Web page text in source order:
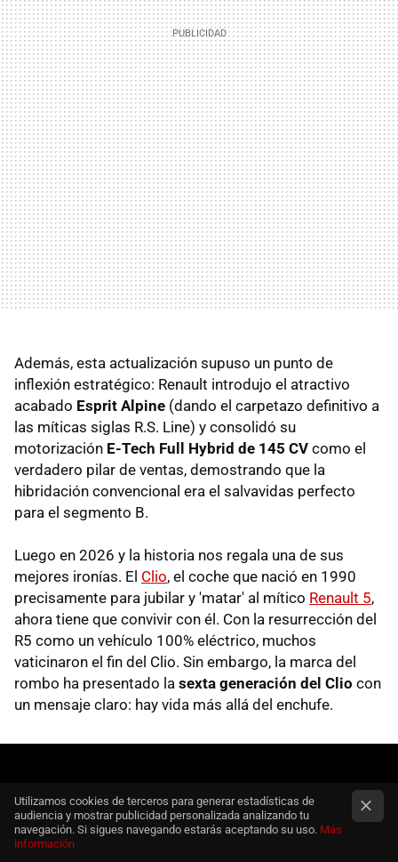
Además, esta actualización supuso un punto de
inflexión estratégico: Renault introdujo el atractivo
acabado Esprit Alpine (dando el carpetazo definitivo a
las míticas siglas R.S. Line) y consolidó su
motorización E-Tech Full Hybrid de 145 CV como el
verdadero pilar de ventas, demostrando que la
hibridación convencional era el salvavidas perfecto
para el segmento B.
Luego en 2026 y la historia nos regala una de sus
mejores ironías. El Clio, el coche que nació en 1990
precisamente para jubilar y 'matar' al mítico Renault 5,
ahora tiene que convivir con él. Con la resurrección del
R5 como un vehículo 100% eléctrico, muchos
vaticinaron el fin del Clio. Sin embargo, la marca del
rombo ha presentado la sexta generación del Clio con
un mensaje claro: hay vida más allá del enchufe.
Utilizamos cookies de terceros para generar estadísticas de
audiencia y mostrar publicidad personalizada analizando tu
navegación. Si sigues navegando estarás aceptando su uso. Más
información